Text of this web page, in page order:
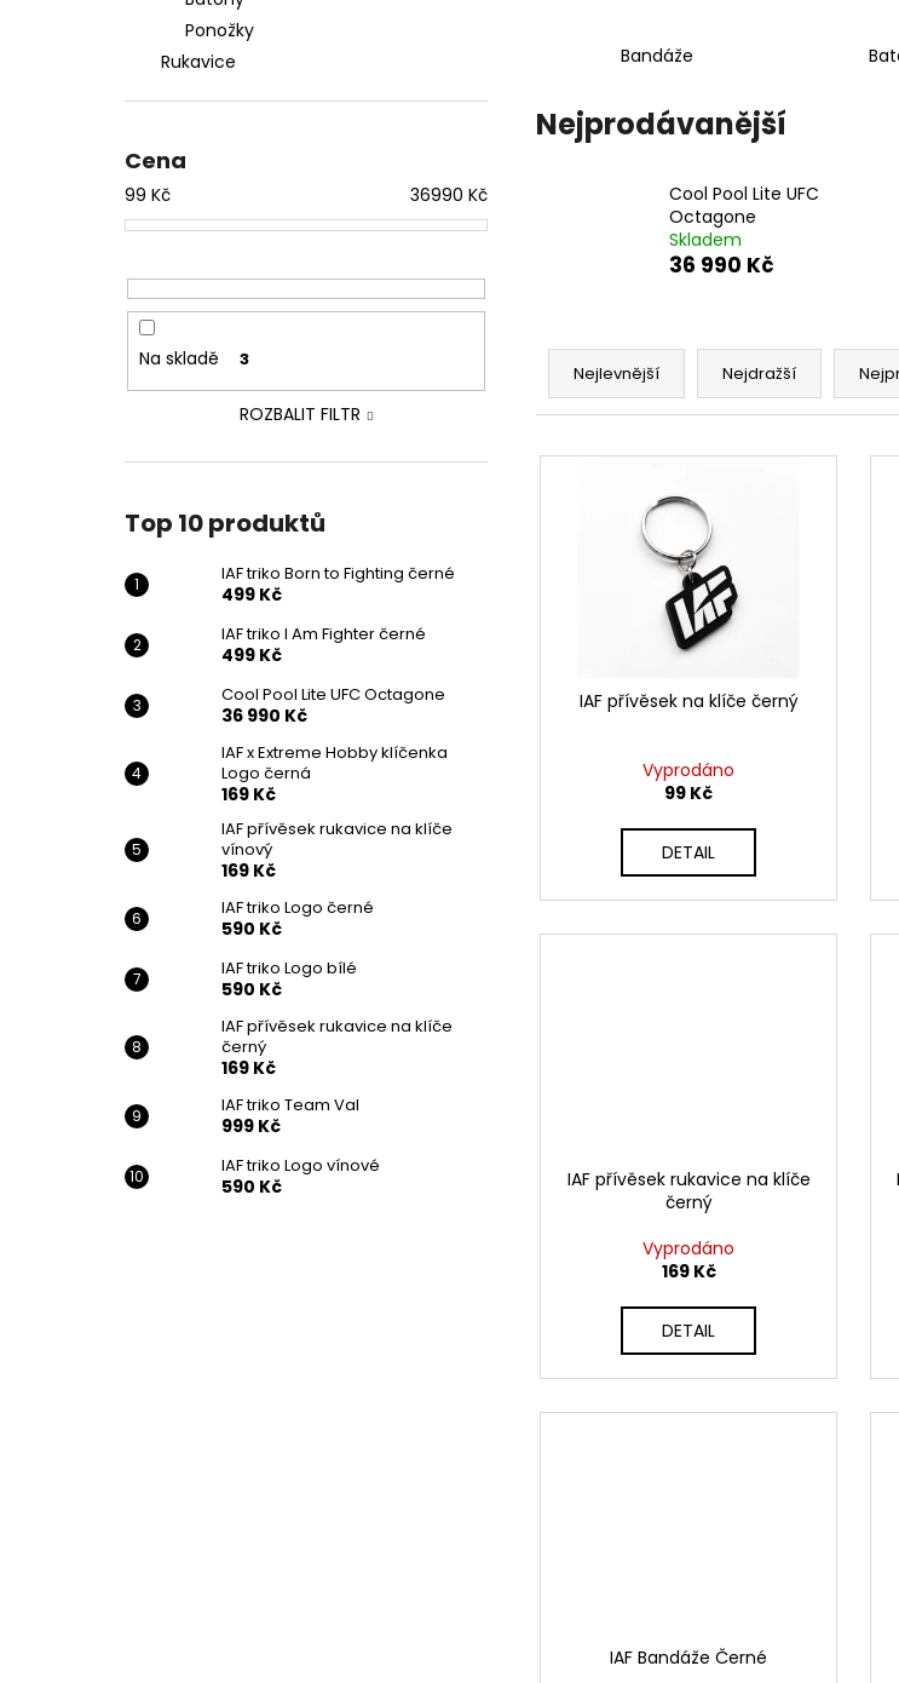
Ponožky
Rukavice
Cena
99 Kč 36990 Kč
Na skladě 3
ROZBALIT FILTR
Top 10 produktů
IAF triko Born to Fighting černé
499 Kč
IAF triko I Am Fighter černé
499 Kč
Cool Pool Lite UFC Octagone
36 990 Kč
IAF x Extreme Hobby klíčenka
Logo černá
169 Kč
IAF přívěsek rukavice na klíče
vínový
169 Kč
IAF triko Logo černé
590 Kč
IAF triko Logo bílé
590 Kč
IAF přívěsek rukavice na klíče
černý
169 Kč
IAF triko Team Val
999 Kč
IAF triko Logo vínové
590 Kč
Bandáže
Nejprodávanější
Cool Pool Lite UFC
Octagone
Skladem
36 990 Kč
Ř
z
Nejlevnější Nejdražší
V
IAF přívěsek na klíče černý
Vyprodáno
99 Kč
DETAIL
IAF přívěsek rukavice na klíče
černý
Vyprodáno
169 Kč
DETAIL
IAF Bandáže Černé
IAF TRIKO BORN TO FIGHTING ČERNÉ
499 Kč